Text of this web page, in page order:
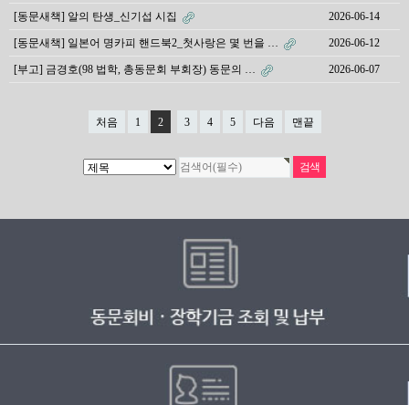
[동문새책] 알의 탄생_신기섭 시집 2026-06-14
[동문새책] 일본어 명카피 핸드북2_첫사랑은 몇 번을 … 2026-06-12
[부고] 금경호(98 법학, 총동문회 부회장) 동문의 … 2026-06-07
처음 1 2 3 4 5 다음 맨끝